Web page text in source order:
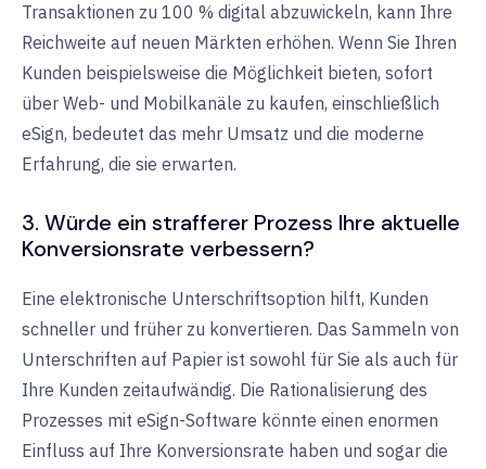
Transaktionen zu 100 % digital abzuwickeln, kann Ihre
Reichweite auf neuen Märkten erhöhen. Wenn Sie Ihren
Kunden beispielsweise die Möglichkeit bieten, sofort
über Web- und Mobilkanäle zu kaufen, einschließlich
eSign, bedeutet das mehr Umsatz und die moderne
Erfahrung, die sie erwarten.
3. Würde ein strafferer Prozess Ihre aktuelle
Konversionsrate verbessern?
Eine elektronische Unterschriftsoption hilft, Kunden
schneller und früher zu konvertieren. Das Sammeln von
Unterschriften auf Papier ist sowohl für Sie als auch für
Ihre Kunden zeitaufwändig. Die Rationalisierung des
Prozesses mit eSign-Software könnte einen enormen
Einfluss auf Ihre Konversionsrate haben und sogar die